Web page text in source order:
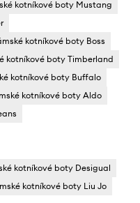
kotníkové boty Mustang
kotníkové boty Boss
kotníkové boty Timberland
kotníkové boty Buffalo
kotníkové boty Aldo
kotníkové boty Desigual
kotníkové boty Liu Jo